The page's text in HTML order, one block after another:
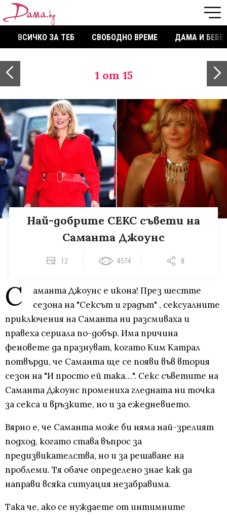
ВСИЧКО ЗА ТЕБ СВОБОДНО ВРЕМЕ ДАМА И БЕБЕ
1 от 15
Най-добрите СЕКС съвети на
Саманта Джоунс
12 4574 8
С
аманта Джоунс е икона! През шестте
сезона на "Сексът и градът" , сексуалните
приключения на Саманта ни разсмиваха и
правеха сериала по-добър. Има причина
феновете да празнуват, когато Ким Катрал
потвърди, че Саманта ще се появи във втория
сезон на "И просто ей така…". Секс съветите на
Саманта Джоунс промениха гледната ни точка
за секса и връзките, но и за ежедневието.
Вярно е, че Саманта може би няма най-зрелият
подход, когато става въпрос за
предизвикателства, но и за решаване на
проблеми. Тя обаче определено знае как да
направи всяка ситуация незабравима.
Така че, ако се нуждаете от интимните